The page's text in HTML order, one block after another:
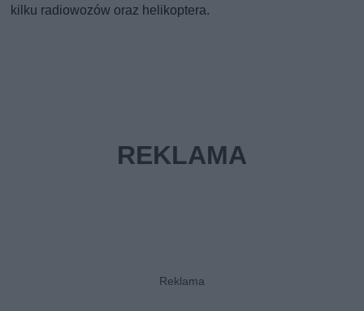
kilku radiowozów oraz helikoptera.